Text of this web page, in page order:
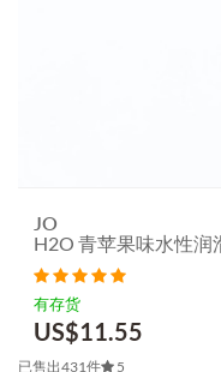
JO
H2O 青苹果味水性润
有存货
US$11.55
已售出431件 5